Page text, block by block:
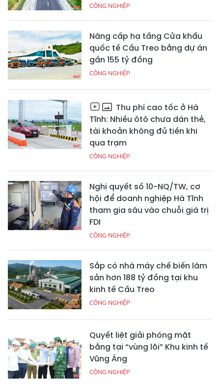
CÔNG NGHIỆP
Nâng cấp hạ tầng Cửa khẩu
quốc tế Cầu Treo bằng dự án
gần 155 tỷ đồng
CÔNG NGHIỆP
Thu phí cao tốc ở Hà
Tĩnh: Nhiều ôtô chưa dán thẻ,
tài khoản không đủ tiền khi
qua trạm
CÔNG NGHIỆP
Nghị quyết số 10-NQ/TW, cơ
hội để doanh nghiệp Hà Tĩnh
tham gia sâu vào chuỗi giá trị
FDI
CÔNG NGHIỆP
Sắp có nhà máy chế biến lâm
sản hơn 188 tỷ đồng tại khu
kinh tế Cầu Treo
CÔNG NGHIỆP
Quyết liệt giải phóng mặt
bằng tại “vùng lõi” Khu kinh tế
Vũng Áng
CÔNG NGHIỆP